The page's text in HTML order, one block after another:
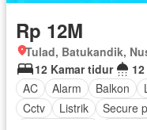
Rp 12M
Tulad, Batukandik,
12 Kamar tidur
AC
Alarm Balkon
Cctv
Listrik Secure